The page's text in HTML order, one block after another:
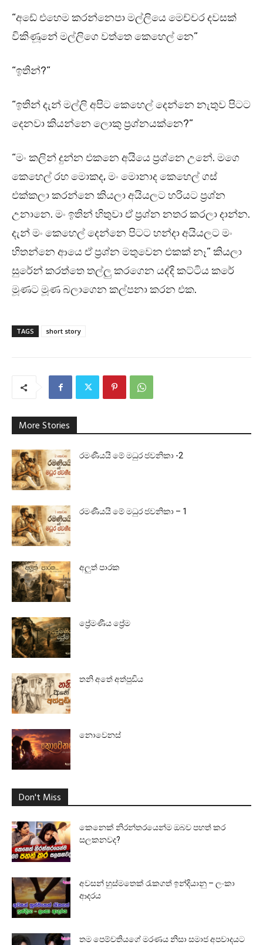
“අඩේ එහෙම කරන්නෙපා මල්ලියෙ මෙච්චර දවසක්
විකිණූනේ මල්ලිගෙ වත්තෙ කෙහෙල් නෙ”
“ඉතින්?”
“ඉතින් දැන් මල්ලි අපිට කෙහෙල් දෙන්නෙ නැතුව පිටට
දෙනවා කියන්නෙ ලොකු ප්‍රශ්නයක්නෙ?”
“මං කලින් දුන්න එකනෙ අයියෙ ප්‍රශ්නෙ උනේ. මගෙ
කෙහෙල් රහ මොකද, මං මොනාද කෙහෙල් ගස්
එක්කලා කරන්නෙ කියලා අයියලට හරියට ප්‍රශ්න
උනානෙ. මං ඉතින් හිතුවා ඒ ප්‍රශ්න නතර කරලා දාන්න.
දැන් මං කෙහෙල් දෙන්නෙ පිටට හන්දා අයියලට මං
හිතන්නෙ ආයෙ ඒ ප්‍රශ්න මතුවෙන එකක් නෑ” කියලා
සුරේන් කරත්තෙ තල්ලු කරගෙන යද්දි කට්ටිය කරේ
මූණට මූණ බලාගෙන කල්පනා කරන එක.
TAGS short story
More Stories
රමණීයයි මේ මධුර ජවනිකා -2
රමණීයයි මේ මධුර ජවනිකා – 1
අලුත් පාරක
ප්‍රේමණීය ප්‍රේම
තනි අතේ අත්පුඩිය
නොවෙනස්
Don't Miss
කෙනෙක් නිරන්තරයෙන්ම ඔබව පහත් කර
සලකනවද?
අවසන් හුස්මතෙක් රැකගත් ඉන්දියානු – ලංකා
ආදරය
තම පෙම්වතියගේ මරණය නිසා සමාජ අපවාදයට